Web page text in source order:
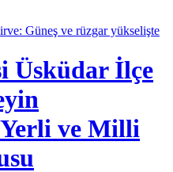
Güneş ve rüzgar yükselişte
Üsküdar İlçe
ve Milli